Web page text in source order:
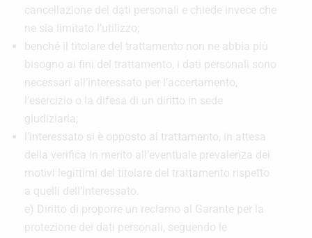
cancellazione dei dati personali e chiede invece che
ne sia limitato l’utilizzo;
benché il titolare del trattamento non ne abbia più
bisogno ai fini del trattamento, i dati personali sono
necessari all’interessato per l’accertamento,
l’esercizio o la difesa di un diritto in sede
giudiziaria;
l’interessato si è opposto al trattamento, in attesa
della verifica in merito all’eventuale prevalenza dei
motivi legittimi del titolare del trattamento rispetto
a quelli dell’interessato.
e) Diritto di proporre un reclamo al Garante per la
protezione dei dati personali, seguendo le